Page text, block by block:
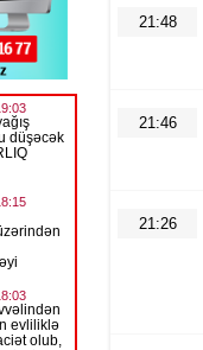
21:48
21:46
21:26